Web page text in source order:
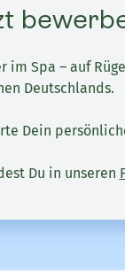
Spa – auf
Deutschlands.
Dein
Du in unseren